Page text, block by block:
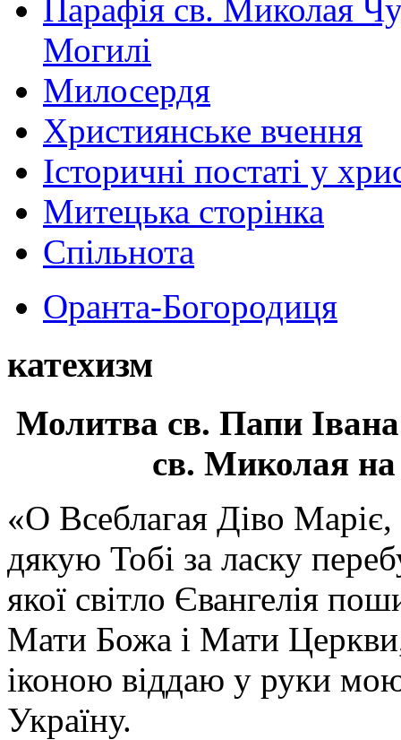
Парафія св. Миколая
Могилі
Милосердя
Християнське вчення
Історичні постаті у
Митецька сторінка
Спільнота
Оранта-Богородиця
катехизм
Молитва св. Папи
св. Миколая на
«О Всеблагая Діво
дякую Тобі за ласку
якої світло Євангелія
Мати Божа і Мати
іконою віддаю у руки
Україну.